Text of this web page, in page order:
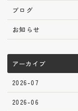
ブログ
お知らせ
アーカイブ
2026-07
2026-06